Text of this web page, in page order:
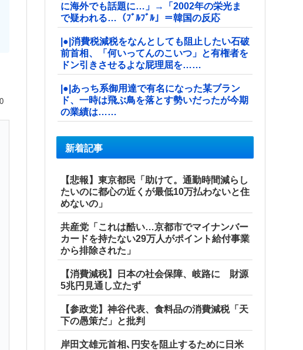
に海外でも話題に…」→「2002年の栄光ま
で疑われる…（ﾌﾞﾙﾌﾞﾙ」＝韓国の反応
|●|消費税減税をなんとしても阻止したい石破
前首相、「何いってんのこいつ」と有権者を
ドン引きさせるよな屁理屈を……
|●|あっち系御用達で有名になった某ブラン
ド、一時は飛ぶ鳥を落とす勢いだったが今期
の業績は……
新着記事
【悲報】東京都民「助けて。通勤時間減らし
たいのに都心の近くが最低10万払わないと住
めないの」
共産党「これは酷い…京都市でマイナンバー
カードを持たない29万人がポイント給付事業
から排除された」
【消費減税】日本の社会保障、岐路に 財源
5兆円見通し立たず
【参政党】神谷代表、食料品の消費減税「天
下の愚策だ」と批判
岸田文雄元首相､円安を阻止するために日米